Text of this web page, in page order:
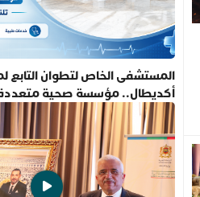
المستشفى الخاص لتطوان التابع
أكديطال.. مؤسسة صحية
تلتزم بأفضل المعايير الدولية